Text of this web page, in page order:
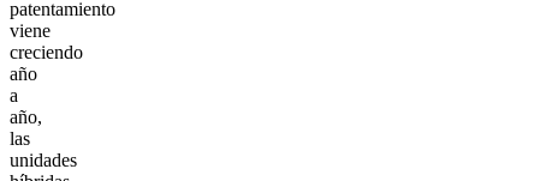
patentamiento
viene
creciendo
año
a
año,
las
unidades